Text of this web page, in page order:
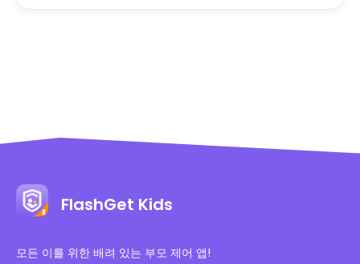
FlashGet Kids
모든 이를 위한 배려 있는 부모 제어 앱!